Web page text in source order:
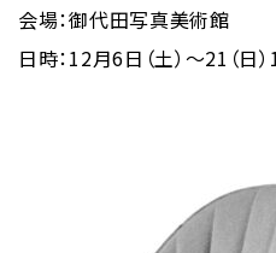
会場：御代田写真美術館
日時：12月6日（土）〜21（日